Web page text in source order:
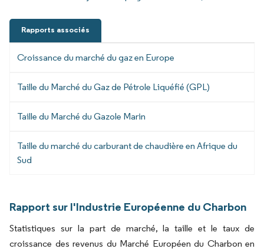
Rapports associés
Croissance du marché du gaz en Europe
Taille du Marché du Gaz de Pétrole Liquéfié (GPL)
Taille du Marché du Gazole Marin
Taille du marché du carburant de chaudière en Afrique du
Sud
Rapport sur l'Industrie Européenne du Charbon
Statistiques sur la part de marché, la taille et le taux de
croissance des revenus du Marché Européen du Charbon en